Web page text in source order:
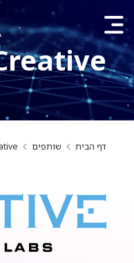
דף הבית שותפים